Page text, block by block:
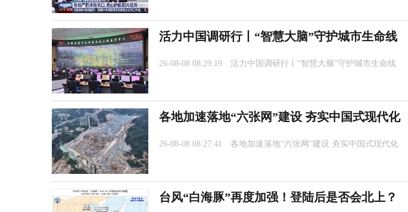
活力中国调研行丨“智慧大脑”守护城市生命线
26-08-08 08:29:19 活力中国调研行丨“智慧大脑”守护城市生命线
各地加速落地“六张网”建设 夯实中国式现代化
26-08-08 08:27:41 各地加速落地“六张网”建设 夯实中国式现代化
台风“白海豚”再度加强！登陆后是否会北上？